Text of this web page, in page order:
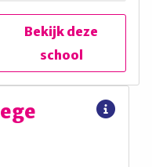
Zet in je agenda
Bekijk deze
school
College –